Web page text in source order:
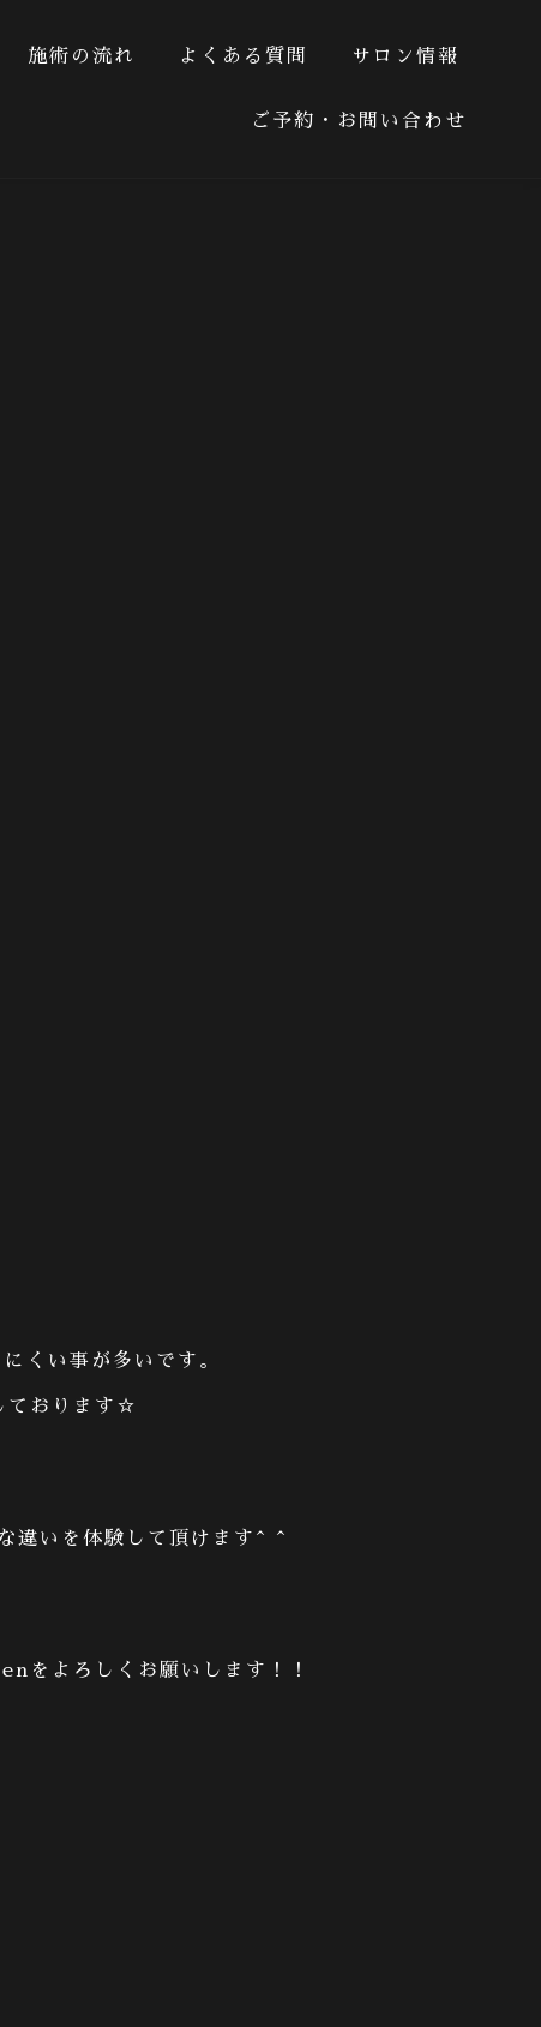
質問 サロン情報 ご予約・お問い合わせ
施術の流れ よくある質問 サロン情報
ご予約・お問い合わせ
くい事が多いです。
ております ☆
違いを体験して頂けます ^ ^
をよろしくお願いします！！